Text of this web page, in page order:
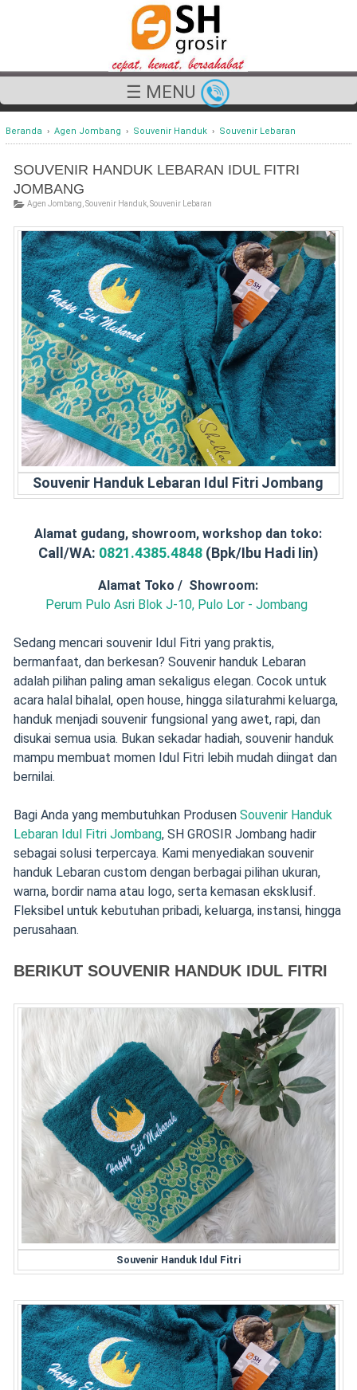
☰ MENU
Beranda › Agen Jombang › Souvenir Handuk › Souvenir Lebaran
SOUVENIR HANDUK LEBARAN IDUL FITRI
JOMBANG
Agen Jombang Souvenir Handuk, Souvenir Lebaran
Souvenir Handuk Lebaran Idul Fitri Jombang
Alamat gudang, showroom, workshop dan toko:
Call/WA: 0821.4385.4848(Bpk/Ibu Hadi Iin)
Alamat Toko / Showroom:
Perum Pulo Asri Blok J-10, Pulo Lor - Jombang
Sedang mencari souvenir Idul Fitri yang praktis,
bermanfaat, dan berkesan? Souvenir handuk Lebaran
adalah pilihan paling aman sekaligus elegan. Cocok untuk
acara halal bihalal, open house, hingga silaturahmi keluarga,
handuk menjadi souvenir fungsional yang awet, rapi, dan
disukai semua usia. Bukan sekadar hadiah, souvenir handuk
mampu membuat momen Idul Fitri lebih mudah diingat dan
bernilai.
Bagi Anda yang membutuhkan Produsen Souvenir Handuk
Lebaran Idul Fitri Jombang, SH GROSIR Jombang hadir
sebagai solusi terpercaya. Kami menyediakan souvenir
handuk Lebaran custom dengan berbagai pilihan ukuran,
warna, bordir nama atau logo, serta kemasan eksklusif.
Fleksibel untuk kebutuhan pribadi, keluarga, instansi, hingga
perusahaan.
BERIKUT SOUVENIR HANDUK IDUL FITRI
Souvenir Handuk Idul Fitri